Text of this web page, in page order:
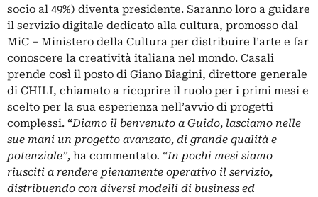
socio al 49%) diventa presidente. Saranno loro a guidare
il servizio digitale dedicato alla cultura, promosso dal
MiC – Ministero della Cultura per distribuire l’arte e far
conoscere la creatività italiana nel mondo. Casali
prende così il posto di Giano Biagini, direttore generale
di CHILI, chiamato a ricoprire il ruolo per i primi mesi e
scelto per la sua esperienza nell’avvio di progetti
complessi. “Diamo il benvenuto a Guido, lasciamo nelle
sue mani un progetto avanzato, di grande qualità e
potenziale”, ha commentato. “In pochi mesi siamo
riusciti a rendere pienamente operativo il servizio,
distribuendo con diversi modelli di business ed